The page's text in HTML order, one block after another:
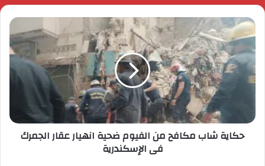
حكاية شاب مكافح من الفيوم ضحية انهيار عقار الجمرك
فى الإسكندرية